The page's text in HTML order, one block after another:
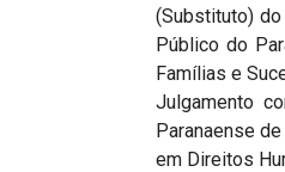
(Substituto)
Público do
Famílias e
Julgamento
Paranaense
em Direitos